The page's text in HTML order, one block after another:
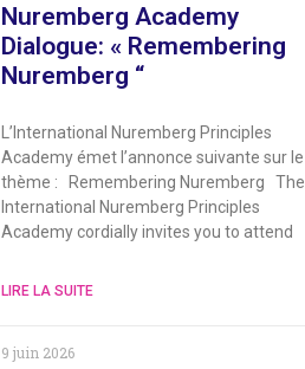
Nuremberg Academy
Dialogue: « Remembering
Nuremberg “
L’International Nuremberg Principles
Academy émet l’annonce suivante sur le
thème : Remembering Nuremberg The
International Nuremberg Principles
Academy cordially invites you to attend
LIRE LA SUITE
9 juin 2026